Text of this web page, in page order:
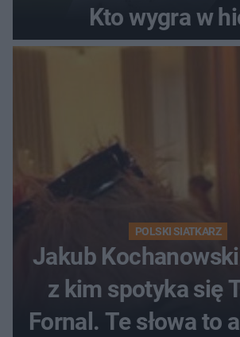
Kto wygra w
POLSKI SIATKARZ
Jakub
z kim spotyka się
Fornal. Te słowa to